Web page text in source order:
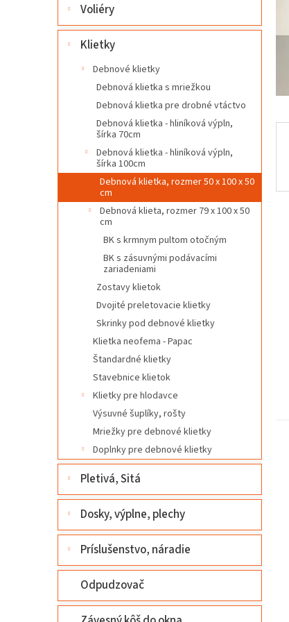
Voliéry
Klietky
Debnové klietky
Debnová klietka s mriežkou
Debnová klietka pre drobné vtáctvo
Debnová klietka - hliníková výpln,
šírka 70cm
Debnová klietka - hliníková výpln,
šírka 100cm
Debnová klietka, rozmer 50 x 100 x 50
cm
Debnová klieta, rozmer 79 x 100 x 50
cm
BK s krmnym pultom otočným
BK s zásuvnými podávacími
zariadeniami
Zostavy klietok
Dvojité preletovacie klietky
Skrinky pod debnové klietky
Klietka neofema - Papac
Štandardné klietky
Stavebnice klietok
Klietky pre hlodavce
Výsuvné šuplíky, rošty
Mriežky pre debnové klietky
Doplnky pre debnové klietky
Pletivá, Sitá
Dosky, výplne, plechy
Príslušenstvo, náradie
Odpudzovač